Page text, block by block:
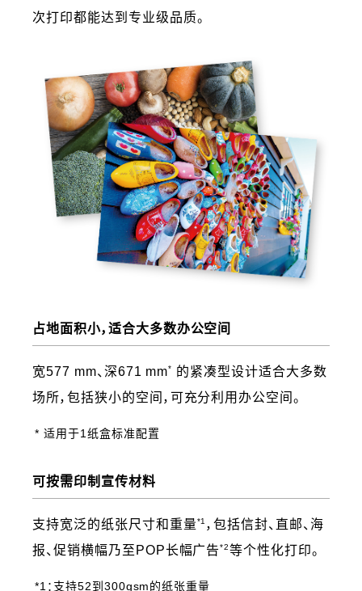
次打印都能达到专业级品质。
占地面积小，适合大多数办公空间
宽577 mm、深671 mm*
的紧凑型设计适合大多数
场所，包括狭小的空间，可充分利用办公空间。
* 适用于1纸盒标准配置
可按需印制宣传材料
支持宽泛的纸张尺寸和重量*1 ，包括信封、直邮、海
报、促销横幅乃至POP长幅广告*2等个性化打印。
*1：支持52到300gsm的纸张重量